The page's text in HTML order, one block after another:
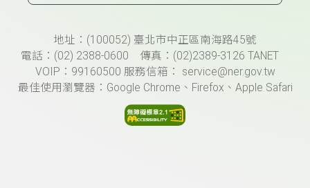
頁尾資訊地址：(100052) 臺北市中正區南海路45號
電話：(02) 2388-0600 傳真：(02)2389-3126 TANET
VOIP：99160500 服務信箱： service@ner.gov.tw
最佳使用瀏覽器：Google Chrome、Firefox、Apple Safari